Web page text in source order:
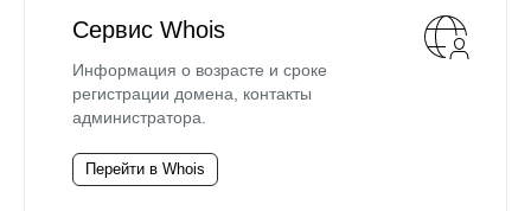
Сервис Whois
Информация о возрасте и сроке
регистрации домена, контакты
администратора.
Перейти в Whois